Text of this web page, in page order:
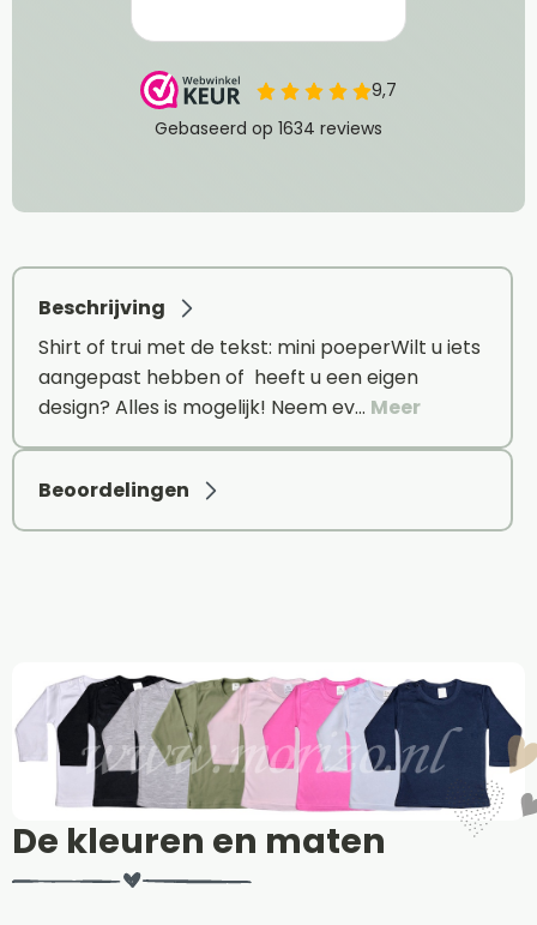
Beschrijving
Shirt of trui met de tekst: mini poeperWilt u iets
aangepast hebben of heeft u een eigen
design? Alles is mogelijk! Neem ev… Meer
Beoordelingen
De kleuren en maten